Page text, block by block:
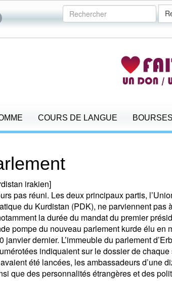
COURS DE LANGUE BOURSES
irakien]
pas réuni. Les deux principaux partis,
du Kurdistan (PDK), ne parviennent pas
la durée du mandat du premier
pompe du nouveau parlement kurde élu en
dernier. L’immeuble du parlement
indiquaient sur le dossier de
été lancées, les ambassadeurs d’une
que des personnalités étrangères et des